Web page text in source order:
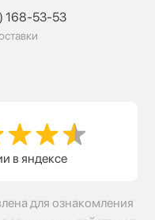
168-53-53
в яндексе
для ознакомления